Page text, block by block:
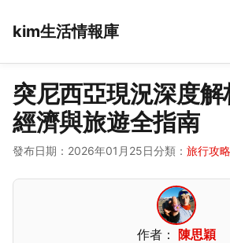
kim生活情報庫
突尼西亞現況深度解
經濟與旅遊全指南
發布日期：2026年01月25日分類： 旅行攻略
作者： 陳思穎